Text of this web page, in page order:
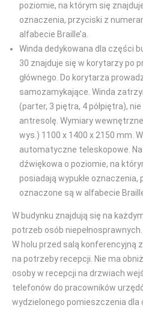
poziomie, na którym się
oznaczenia, przyciski z
alfabecie Braille’a.
Winda dedykowana dla części
30 znajduje się w korytarzy po
głównego. Do korytarza
samozamykające. Winda
(parter, 3 piętra, 4 półpiętra),
antresolę. Wymiary
wys.) 1100 x 1400 x 2150 mm.
automatyczne teleskopowe.
dźwiękowa o poziomie, na
posiadają wypukłe
oznaczone są w alfabecie
W budynku znajdują się na
potrzeb osób niepełnosprawnych.
W holu przed salą konferencyjną
na potrzeby recepcji. Nie ma
osoby w recepcji na drzwiach
telefonów do pracowników
wydzielonego pomieszczenia dla